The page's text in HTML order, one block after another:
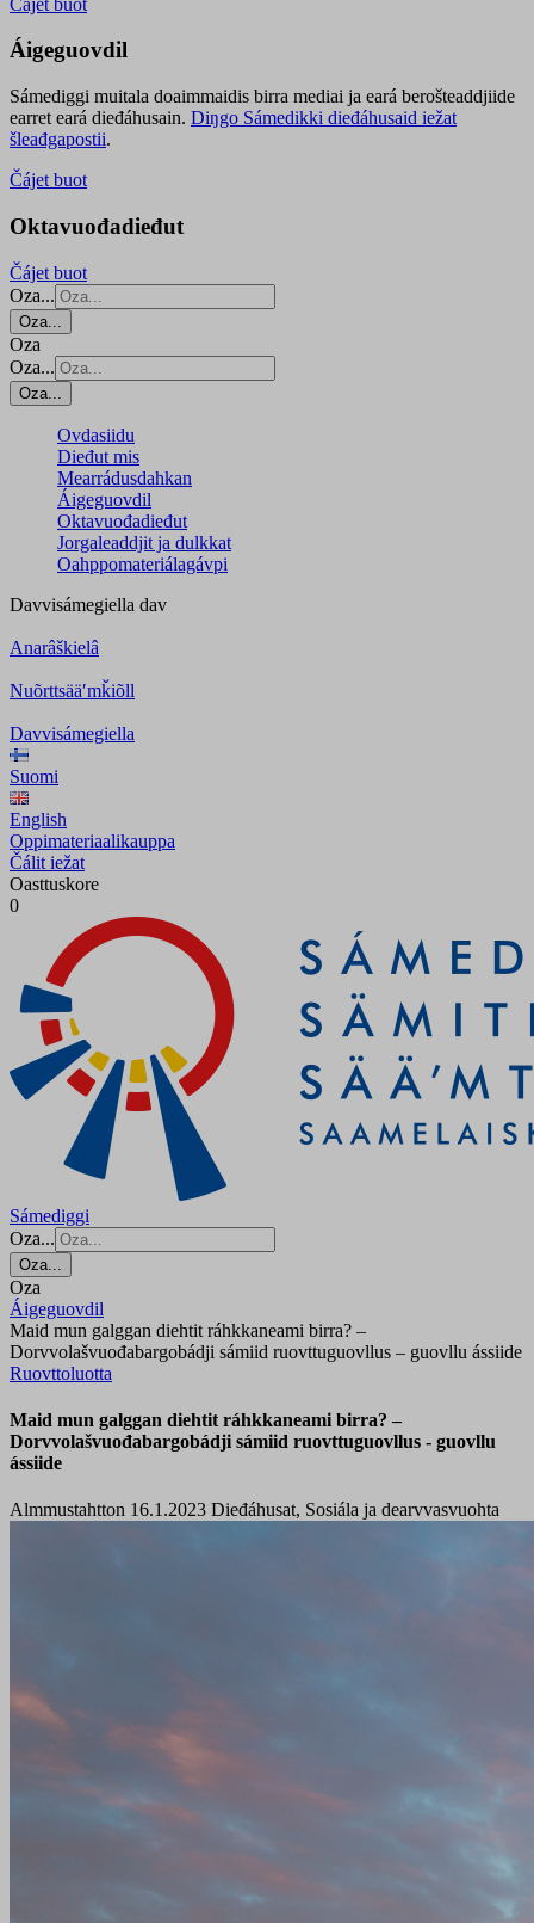
Áigeguovdil
Sámediggi muitala doaimmaidis birra mediai ja eará berošteaddjiide
earret eará dieđáhusain. Diŋgo Sámedikki dieđáhusaid iežat
šleađgapostii.
Čájet buot
Oktavuođadieđut
Čájet buot
Oza...
Oza...
Oza
Oza...
Oza...
Ovdasiidu
Dieđut mis
Mearrádusdahkan
Áigeguovdil
Oktavuođadieđut
Jorgaleaddjit ja dulkkat
Oahppomateriálagávpi
Davvisámegiella dav
Anarâškielâ
Nuõrttsääʹmǩiõll
Davvisámegiella
Suomi
English
Oppimateriaalikauppa
Čálit iežat
Oasttuskore
0
Sámediggi
Oza...
Oza...
Oza
Áigeguovdil
Maid mun galggan diehtit ráhkkaneami birra? –
Dorvvolašvuođabargobádji sámiid ruovttuguovllus – guovllu ássiide
Ruovttoluotta
Maid mun galggan diehtit ráhkkaneami birra? –
Dorvvolašvuođabargobádji sámiid ruovttuguovllus - guovllu
ássiide
Almmustahtton 16.1.2023 Dieđáhusat, Sosiála ja dearvvasvuohta